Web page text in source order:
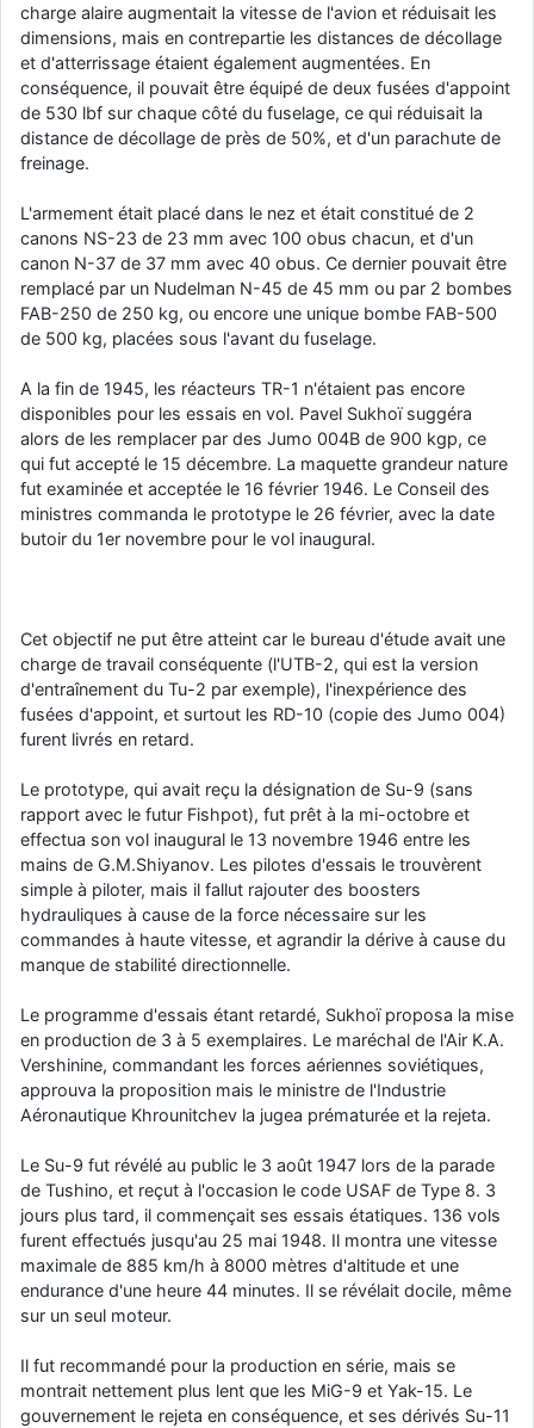
charge alaire augmentait la vitesse de l'avion et réduisait les
dimensions, mais en contrepartie les distances de décollage
et d'atterrissage étaient également augmentées. En
conséquence, il pouvait être équipé de deux fusées d'appoint
de 530 lbf sur chaque côté du fuselage, ce qui réduisait la
distance de décollage de près de 50%, et d'un parachute de
freinage.
L'armement était placé dans le nez et était constitué de 2
canons NS-23 de 23 mm avec 100 obus chacun, et d'un
canon N-37 de 37 mm avec 40 obus. Ce dernier pouvait être
remplacé par un Nudelman N-45 de 45 mm ou par 2 bombes
FAB-250 de 250 kg, ou encore une unique bombe FAB-500
de 500 kg, placées sous l'avant du fuselage.
A la fin de 1945, les réacteurs TR-1 n'étaient pas encore
disponibles pour les essais en vol. Pavel Sukhoï suggéra
alors de les remplacer par des Jumo 004B de 900 kgp, ce
qui fut accepté le 15 décembre. La maquette grandeur nature
fut examinée et acceptée le 16 février 1946. Le Conseil des
ministres commanda le prototype le 26 février, avec la date
butoir du 1er novembre pour le vol inaugural.
Cet objectif ne put être atteint car le bureau d'étude avait une
charge de travail conséquente (l'UTB-2, qui est la version
d'entraînement du Tu-2 par exemple), l'inexpérience des
fusées d'appoint, et surtout les RD-10 (copie des Jumo 004)
furent livrés en retard.
Le prototype, qui avait reçu la désignation de Su-9 (sans
rapport avec le futur Fishpot), fut prêt à la mi-octobre et
effectua son vol inaugural le 13 novembre 1946 entre les
mains de G.M.Shiyanov. Les pilotes d'essais le trouvèrent
simple à piloter, mais il fallut rajouter des boosters
hydrauliques à cause de la force nécessaire sur les
commandes à haute vitesse, et agrandir la dérive à cause du
manque de stabilité directionnelle.
Le programme d'essais étant retardé, Sukhoï proposa la mise
en production de 3 à 5 exemplaires. Le maréchal de l'Air K.A.
Vershinine, commandant les forces aériennes soviétiques,
approuva la proposition mais le ministre de l'Industrie
Aéronautique Khrounitchev la jugea prématurée et la rejeta.
Le Su-9 fut révélé au public le 3 août 1947 lors de la parade
de Tushino, et reçut à l'occasion le code USAF de Type 8. 3
jours plus tard, il commençait ses essais étatiques. 136 vols
furent effectués jusqu'au 25 mai 1948. Il montra une vitesse
maximale de 885 km/h à 8000 mètres d'altitude et une
endurance d'une heure 44 minutes. Il se révélait docile, même
sur un seul moteur.
Il fut recommandé pour la production en série, mais se
montrait nettement plus lent que les MiG-9 et Yak-15. Le
gouvernement le rejeta en conséquence, et ses dérivés Su-11